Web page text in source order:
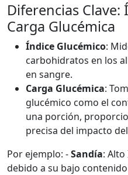
Diferencias Clave:
Carga Glucémica
Índice Glucémico:
carbohidratos en los
en sangre.
Carga Glucémica:
glucémico como el
una porción,
precisa del impacto
Por ejemplo: -Sandía: Alto
debido a su bajo